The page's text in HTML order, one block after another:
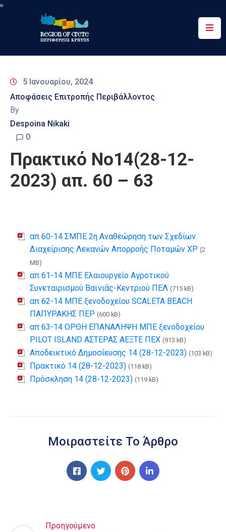
Περιφέρεια
&
Δράσεις
Ψηφιακές
Επικοινωνία
5 Ιανουαρίου, 2024
Αποφάσεις Επιτροπής Περιβάλλοντος
By
Despoina Nikaki
0
Πρακτικό Νο14(28-12-
2023) απ. 60 – 63
απ 60-14 ΣΜΠΕ 2η Αναθεώρηση των Σχεδίων
Διαχείρισης Λεκανών Απορροής Ποταμών ΧΡ (2
MB)
απ 61-14 ΜΠΕ Ελαιουργείο Αγροτικού
Συνεταιρισμού Βαϊνιάς-Κεντριού ΠΕΛ (715 kB)
απ 62-14 ΜΠΕ ξενοδοχείου SCALETA BEACH
ΠΑΠΥΡΑΚΗΣ ΠΕΡ (600 kB)
απ 63-14 ΟΡΘΗ ΕΠΑΝΑΛΗΨΗ ΜΠΕ ξενοδοχείου
PILOT ISLAND ΑΣΤΕΡΑΣ ΑΕΞΤΕ ΠΕΧ (913 kB)
Αποδεικτικό Δημοσίευσης 14 (28-12-2023) (103 kB)
Πρακτικό 14 (28-12-2023) (118 kB)
Πρόσκληση 14 (28-12-2023) (119 kB)
Μοιραστείτε Το Άρθρο
Προηγούμενο